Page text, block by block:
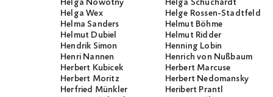
Helga Nowotny
Helga Schuchardt
Helga Wex
Helge Rossen-Stadtfeld
Helma Sanders
Helmut Böhme
Helmut Dubiel
Helmut Ridder
Hendrik Simon
Henning Lobin
Henri Nannen
Henrich von Nußbaum
Herbert Kubicek
Herbert Marcuse
Herbert Moritz
Herbert Nedomansky
Herfried Münkler
Heribert Prantl